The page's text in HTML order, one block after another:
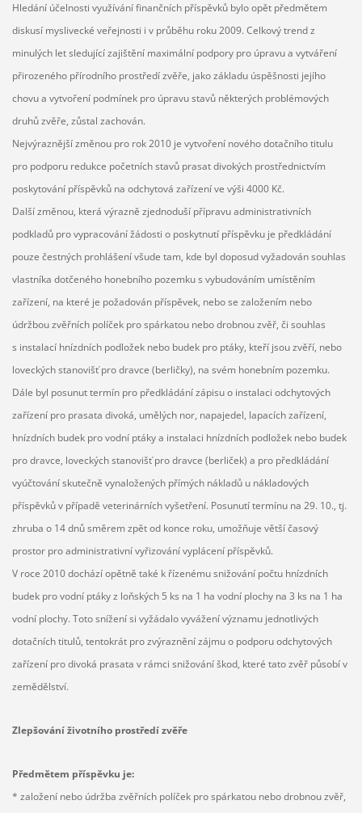
Hledání účelnosti využívání finančních příspěvků bylo opět předmětem
diskusí myslivecké veřejnosti i v průběhu roku 2009. Celkový trend z
minulých let sledující zajištění maximální podpory pro úpravu a vytváření
přirozeného přírodního prostředí zvěře, jako základu úspěšnosti jejího
chovu a vytvoření podmínek pro úpravu stavů některých problémových
druhů zvěře, zůstal zachován.
Nejvýraznější změnou pro rok 2010 je vytvoření nového dotačního titulu
pro podporu redukce početních stavů prasat divokých prostřednictvím
poskytování příspěvků na odchytová zařízení ve výši 4000 Kč.
Další změnou, která výrazně zjednoduší přípravu administrativních
podkladů pro vypracování žádosti o poskytnutí příspěvku je předkládání
pouze čestných prohlášení všude tam, kde byl doposud vyžadován souhlas
vlastníka dotčeného honebního pozemku s vybudováním umístěním
zařízení, na které je požadován příspěvek, nebo se založením nebo
údržbou zvěřních políček pro spárkatou nebo drobnou zvěř, či souhlas
s instalací hnízdních podložek nebo budek pro ptáky, kteří jsou zvěří, nebo
loveckých stanovišť pro dravce (berličky), na svém honebním pozemku.
Dále byl posunut termín pro předkládání zápisu o instalaci odchytových
zařízení pro prasata divoká, umělých nor, napajedel, lapacích zařízení,
hnízdních budek pro vodní ptáky a instalaci hnízdních podložek nebo budek
pro dravce, loveckých stanovišť pro dravce (berliček) a pro předkládání
vyúčtování skutečně vynaložených přímých nákladů u nákladových
příspěvků v případě veterinárních vyšetření. Posunutí termínu na 29. 10., tj.
zhruba o 14 dnů směrem zpět od konce roku, umožňuje větší časový
prostor pro administrativní vyřizování vyplácení příspěvků.
V roce 2010 dochází opětně také k řízenému snižování počtu hnízdních
budek pro vodní ptáky z loňských 5 ks na 1 ha vodní plochy na 3 ks na 1 ha
vodní plochy. Toto snížení si vyžádalo vyvážení významu jednotlivých
dotačních titulů, tentokrát pro zvýraznění zájmu o podporu odchytových
zařízení pro divoká prasata v rámci snižování škod, které tato zvěř působí v
zemědělství.
Zlepšování životního prostředí zvěře
Předmětem příspěvku je:
* založení nebo údržba zvěřních políček pro spárkatou nebo drobnou zvěř,